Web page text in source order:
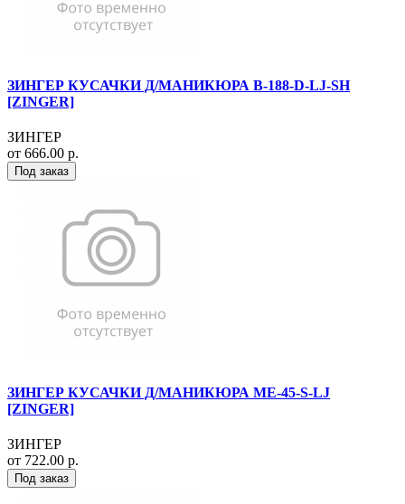
ЗИНГЕР КУСАЧКИ Д/МАНИКЮРА B-188-D-LJ-SH
[ZINGER]
ЗИНГЕР
от 666.00 р.
Под заказ
ЗИНГЕР КУСАЧКИ Д/МАНИКЮРА ME-45-S-LJ
[ZINGER]
ЗИНГЕР
от 722.00 р.
Под заказ